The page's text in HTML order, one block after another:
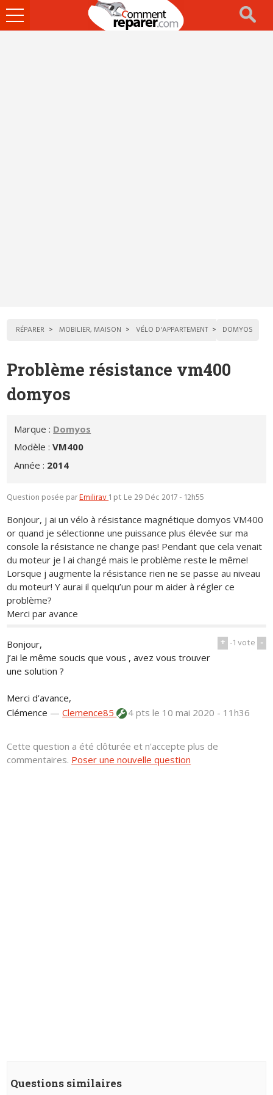
Ouvrir
le
RÉPARER MOBILIER, MAISON VÉLO D'APPARTEMENT DOMYOS
Problème résistance vm400
domyos
Marque : Domyos
Modèle :VM400
Année : 2014
Question posée parEmilirav1 pt Le 29 Déc 2017 - 12h55
Bonjour, j ai un vélo à résistance magnétique domyos VM400
or quand je sélectionne une puissance plus élevée sur ma
console la résistance ne change pas! Pendant que cela venait
du moteur je l ai changé mais le problème reste le même!
Lorsque j augmente la résistance rien ne se passe au niveau
du moteur! Y aurai il quelqu’un pour m aider à régler ce
problème?
Merci par avance
+ -1vote -
Bonjour,
J’ai le même soucis que vous , avez vous trouver
une solution ?
Merci d’avance,
Clémence —Clemence85 4 ptsle 10 mai 2020 - 11h36
Cette question a été clôturée et n'accepte plus de
commentaires. Poser une nouvelle question
Questions similaires